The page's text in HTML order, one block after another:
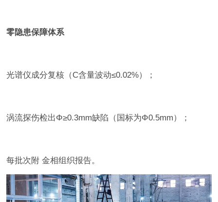
零隐患保障体系
光谱仪成分复核（C含量波动≤0.02%）；
涡流探伤检出Φ≥0.3mm缺陷（国标为Φ0.5mm）；
每批次附 金相组织报告。